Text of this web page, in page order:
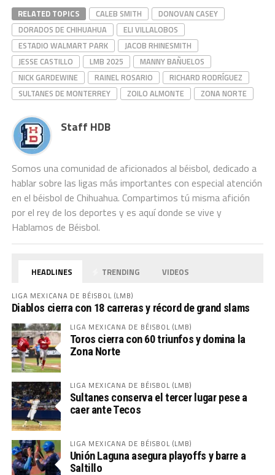
RELATED TOPICS CALEB SMITH
DONOVAN CASEY
DORADOS DE CHIHUAHUA
ELI VILLALOBOS
ESTADIO WALMART PARK
JACOB RHINESMITH
JESSE CASTILLO
LMB 2025
MANNY BAÑUELOS
NICK GARDEWINE
RAINEL ROSARIO
RICHARD RODRÍGUEZ
SULTANES DE MONTERREY
ZOILO ALMONTE ZONA NORTE
Staff HDB
Somos una comunidad de aficionados al béisbol, dedicado a
hablar sobre las ligas más importantes con especial atención
en el béisbol de Chihuahua. Compartimos tú misma afición
por el rey de los deportes y es aquí donde se vive y
Hablamos de Béisbol.
HEADLINES TRENDING VIDEOS
LIGA MEXICANA DE BÉISBOL (LMB)
Diablos cierra con 18 carreras y récord de grand slams
LIGA MEXICANA DE BÉISBOL (LMB)
Toros cierra con 60 triunfos y domina la
Zona Norte
LIGA MEXICANA DE BÉISBOL (LMB)
Sultanes conserva el tercer lugar pese a
caer ante Tecos
LIGA MEXICANA DE BÉISBOL (LMB)
Unión Laguna asegura playoffs y barre a
Saltillo